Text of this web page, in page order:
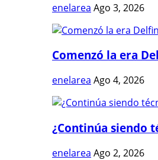
enelarea Ago 3, 2026
Comenzó la era
enelarea Ago 4, 2026
¿Continúa siendo
enelarea Ago 2, 2026